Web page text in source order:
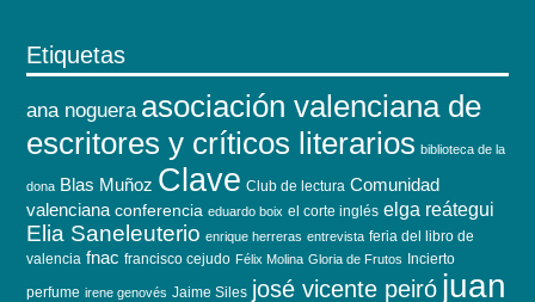
Etiquetas
ana noguera asociación valenciana de
escritores y críticos literarios biblioteca de la
dona Blas Muñoz Clave Club de lectura Comunidad
valenciana conferencia eduardo boix el corte inglés elga reátegui
Elia Saneleuterio enrique herreras entrevista feria del libro de
valencia fnac francisco cejudo Félix Molina Gloria de Frutos Incierto
perfume irene genovés Jaime Siles josé vicente peiró juan